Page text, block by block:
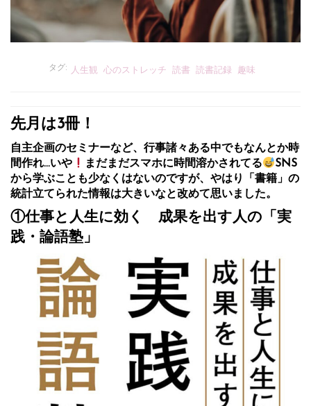
タグ: 人生観 心のストレッチ 読書 読書記録 趣味
先月は3冊！
自主企画のセミナーなど、行事諸々ある中でもなんとか時
間作れ…いや
まだまだスマホに時間溶かされてる
SNS
から学ぶことも少なくはないのですが、やはり「書籍」の
統計立てられた情報は大きいなと改めて思いました。
①仕事と人生に効く 成果を出す人の「実
践・論語塾」